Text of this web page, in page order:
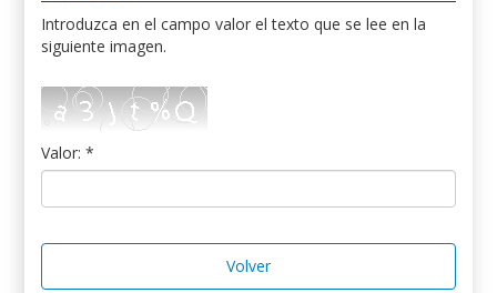
Introduzca en el campo valor el texto que se lee en la
siguiente imagen.
Valor: *
Volver